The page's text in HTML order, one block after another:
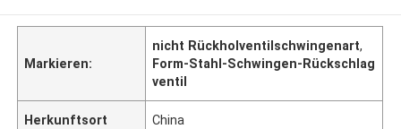
Markieren:
nicht Rückholventilschwingenart,
Form-Stahl-Schwingen-Rückschlag
ventil
Herkunftsort China